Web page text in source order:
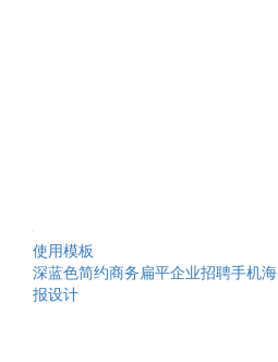
使用模板
深蓝色简约商务扁平企业招聘手机海
报设计